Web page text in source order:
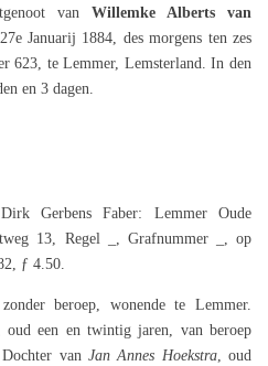
van Willemke Alberts van
Januarij 1884, des morgens ten zes
623, te Lemmer, Lemsterland. In den
en 3 dagen.
Gerbens Faber: Lemmer Oude
13, Regel _, Grafnummer _, op
ƒ 4.50.
beroep, wonende te Lemmer.
oud een en twintig jaren, van beroep
van Jan Annes Hoekstra, oud